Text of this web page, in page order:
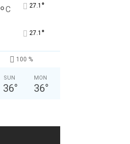
°C 27.1 °
27.1 °
100 %
SUN
36°
MON
36°